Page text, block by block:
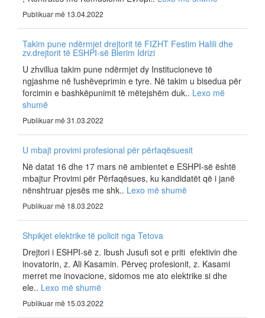
Publikuar më 13.04.2022
Takim pune ndërmjet drejtorit të FIZHT Festim Halili dhe
zv.drejtorit të ESHPI-së Blerim Idrizi
U zhvillua takim pune ndërmjet dy Institucioneve të
ngjashme në fushëveprimin e tyre. Në takim u bisedua për
forcimin e bashkëpunimit të mëtejshëm duk.. Lexo më
shumë
Publikuar më 31.03.2022
U mbajt provimi profesional për përfaqësuesit
Në datat 16 dhe 17 mars në ambientet e ESHPI-së është
mbajtur Provimi për Përfaqësues, ku kandidatët që i janë
nënshtruar pjesës me shk.. Lexo më shumë
Publikuar më 18.03.2022
Shpikjet elektrike të policit nga Tetova
Drejtori i ESHPI-së z. Ibush Jusufi sot e priti efektivin dhe
inovatorin, z. Ali Kasamin. Përveç profesionit, z. Kasami
merret me inovacione, sidomos me ato elektrike si dhe
ele.. Lexo më shumë
Publikuar më 15.03.2022